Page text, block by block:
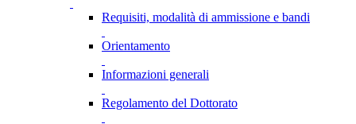
Requisiti, modalità di ammissione e bandi
Orientamento
Informazioni generali
Regolamento del Dottorato